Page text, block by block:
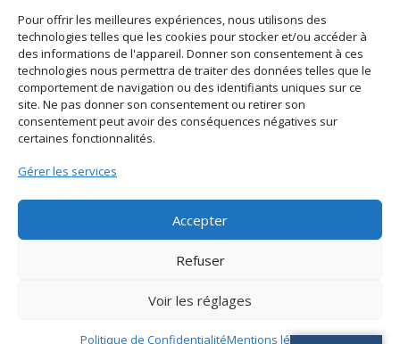
Pour offrir les meilleures expériences, nous utilisons des
technologies telles que les cookies pour stocker et/ou accéder à
des informations de l'appareil. Donner son consentement à ces
technologies nous permettra de traiter des données telles que le
comportement de navigation ou des identifiants uniques sur ce
site. Ne pas donner son consentement ou retirer son
consentement peut avoir des conséquences négatives sur
certaines fonctionnalités.
Gérer les services
Accepter
Refuser
Voir les réglages
Politique de ConfidentialitéMentions légales
© 2021 Mairie d’Alata – Réalisation